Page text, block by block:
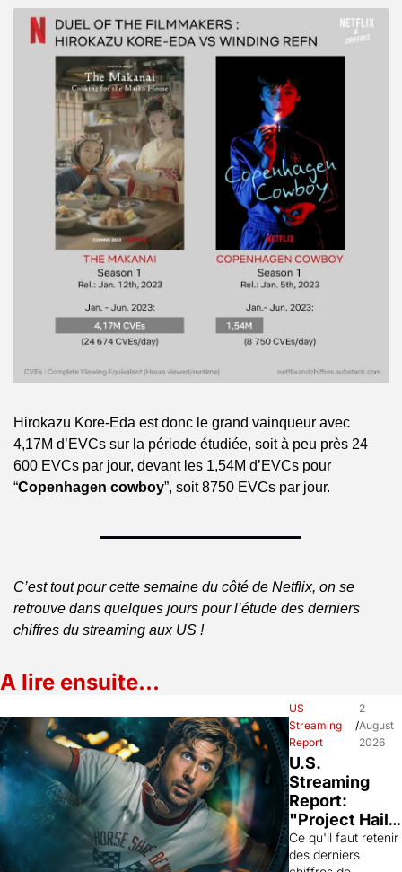
Hirokazu Kore-Eda est donc le grand vainqueur avec
4,17M d’EVCs sur la période étudiée, soit à peu près 24
600 EVCs par jour, devant les 1,54M d’EVCs pour
“Copenhagen cowboy”, soit 8750 EVCs par jour.
C’est tout pour cette semaine du côté de Netflix, on se
retrouve dans quelques jours pour l’étude des derniers
chiffres du streaming aux US !
A lire ensuite…
US
Streaming
Report
/
2
August
2026
U.S.
Streaming
Report:
"Project Hail
Mary"
(Prime),
Ce qu'il faut retenir
des derniers